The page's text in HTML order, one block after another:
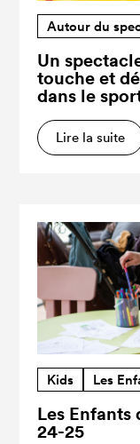
Autour du
Un
touche et
dans le
Lire la suite
Kids Les
Les Enfants
24-25